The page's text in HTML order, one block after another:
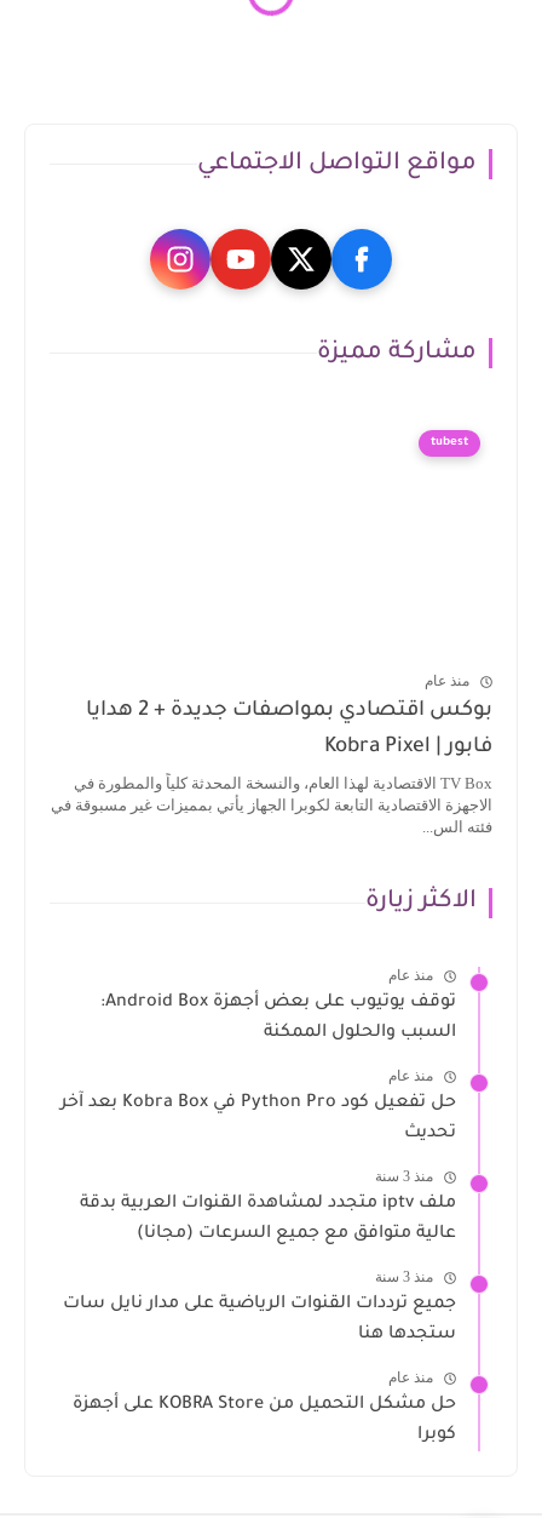
مواقع التواصل الاجتماعي
مشاركة مميزة
tubest
منذ عام
بوكس اقتصادي بمواصفات جديدة + 2 هدايا
فابور | Kobra Pixel
TV Box الاقتصادية لهذا العام، والنسخة المحدثة كلياً والمطورة في
الاجهزة الاقتصادية التابعة لكوبرا الجهاز يأتي بمميزات غير مسبوقة في
فئته الس...
الاكثر زيارة
منذ عام
توقف يوتيوب على بعض أجهزة Android Box:
السبب والحلول الممكنة
منذ عام
حل تفعيل كود Python Pro في Kobra Box بعد آخر
تحديث
منذ 3 سنة
ملف iptv متجدد لمشاهدة القنوات العربية بدقة
عالية متوافق مع جميع السرعات (مجانا)
منذ 3 سنة
جميع ترددات القنوات الرياضية على مدار نايل سات
ستجدها هنا
منذ عام
حل مشكل التحميل من KOBRA Store على أجهزة
كوبرا